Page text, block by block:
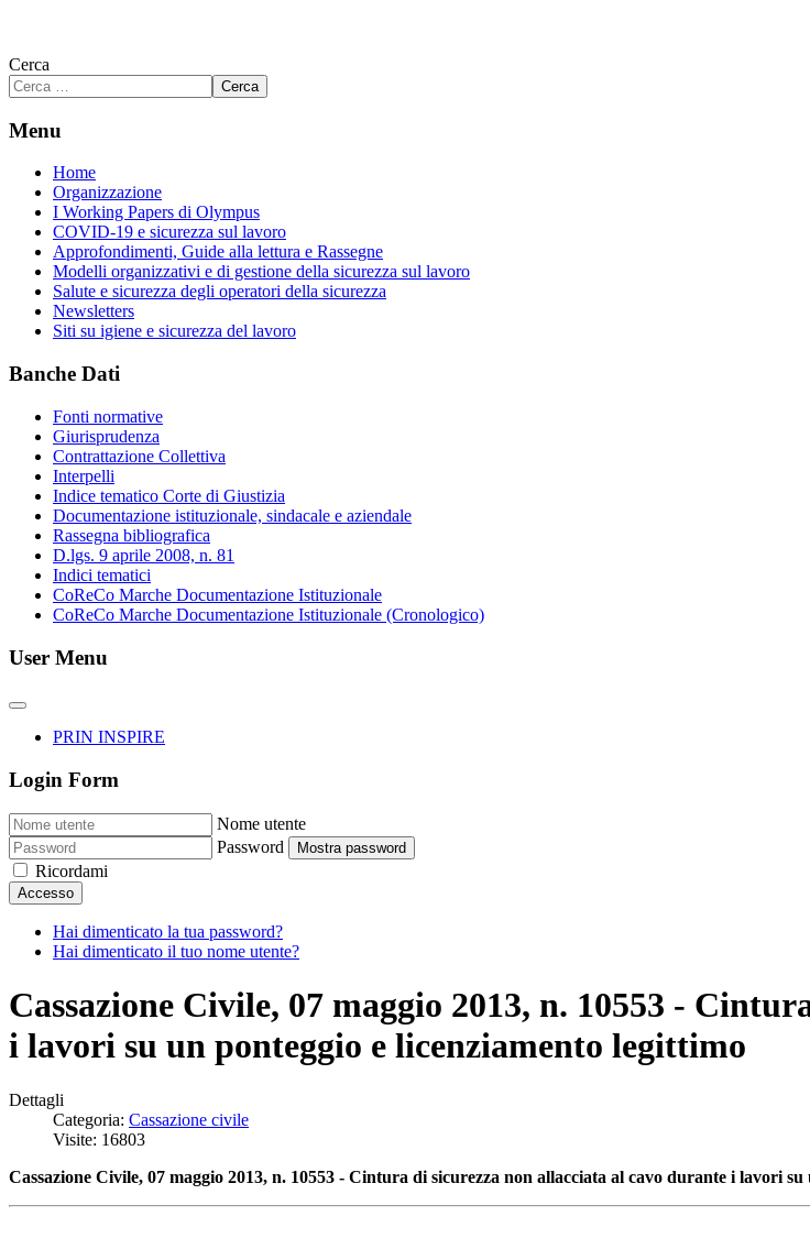
Cerca
Cerca
Menu
Home
Organizzazione
I Working Papers di Olympus
COVID-19 e sicurezza sul lavoro
Approfondimenti, Guide alla lettura e Rassegne
Modelli organizzativi e di gestione della sicurezza sul lavoro
Salute e sicurezza degli operatori della sicurezza
Newsletters
Siti su igiene e sicurezza del lavoro
Banche Dati
Fonti normative
Giurisprudenza
Contrattazione Collettiva
Interpelli
Indice tematico Corte di Giustizia
Documentazione istituzionale, sindacale e aziendale
Rassegna bibliografica
D.lgs. 9 aprile 2008, n. 81
Indici tematici
CoReCo Marche Documentazione Istituzionale
CoReCo Marche Documentazione Istituzionale (Cronologico)
User Menu
PRIN INSPIRE
Login Form
Nome utente
Password
Mostra password
Ricordami
Accesso
Hai dimenticato la tua password?
Hai dimenticato il tuo nome utente?
Cassazione Civile, 07 maggio 2013, n. 10553 -
i lavori su un ponteggio e licenziamento legittimo
Dettagli
Categoria: Cassazione civile
Visite: 16803
Cassazione Civile, 07 maggio 2013, n. 10553 - Cintura di sicurezza non allacciata al cavo durante i lavori